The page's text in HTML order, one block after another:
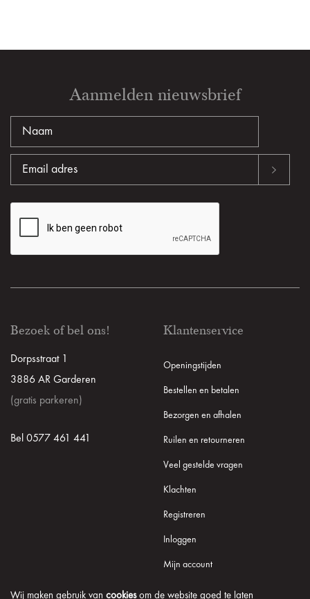
Wij maken gebruik van cookiesom de website goed te laten
Aanmelden nieuwsbrief
Bezoek of bel ons!
Dorpsstraat 1
3886 AR Garderen
(gratis parkeren)
Bel 0577 461 441
Klantenservice
Openingstijden
Bestellen en betalen
Bezorgen en afhalen
Ruilen en retourneren
Veel gestelde vragen
Klachten
Registreren
Inloggen
Mijn account